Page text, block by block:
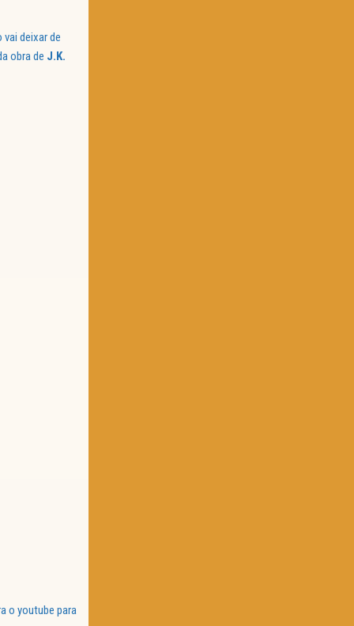
deixar de
obra de J.K.
o youtube para